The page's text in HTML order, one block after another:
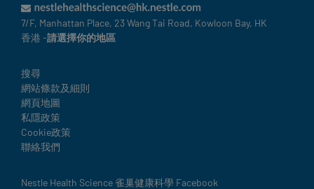
7/F, Manhattan Place, 23 Wang Tai Road, Kowloon Bay, HK
香港 -請選擇你的地區
Legal
搜尋
網站條款及細則
網頁地圖
私隱政策
Cookie政策
聯絡我們
Social
Nestle Health Science 雀巢健康科學 Facebook